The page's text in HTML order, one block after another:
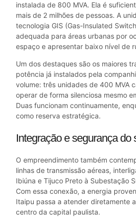
instalada de 800 MVA. Ela é
mais de 2 milhões de pessoas. A
tecnologia GIS (Gas-Insulated
adequada para áreas urbanas por
espaço e apresentar baixo nível de
Um dos destaques são os maiores
potência já instalados pela
volume: três unidades de 400 MVA
operar de forma silenciosa mesmo
Duas funcionam continuamente,
como reserva estratégica.
Integração e segurança do
O empreendimento também
linhas de transmissão aéreas,
Ibiúna e Tijuco Preto à Subestação
Com essa conexão, a energia
Itaipu passa a atender diretamente
centro da capital paulista.